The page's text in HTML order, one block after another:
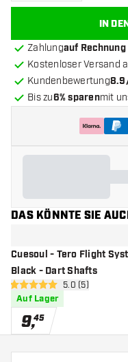
IN
Zahlungauf Rechnung
Kostenloser Versand
Kundenbewertung
Bis zu6% sparenmit
DAS KÖNNTE SIE
Cuesoul - Tero Flight
Black - Dart Shafts
5 Bewertungssterne
5.0 (5)
Auf Lager
9,45